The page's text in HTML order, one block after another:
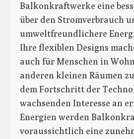
Balkonkraftwerke eine
über den Stromverbrauch
umweltfreundlichere
Ihre flexiblen Designs
auch für Menschen in
anderen kleinen Räumen
dem Fortschritt der
wachsenden Interesse an
Energien werden
voraussichtlich eine